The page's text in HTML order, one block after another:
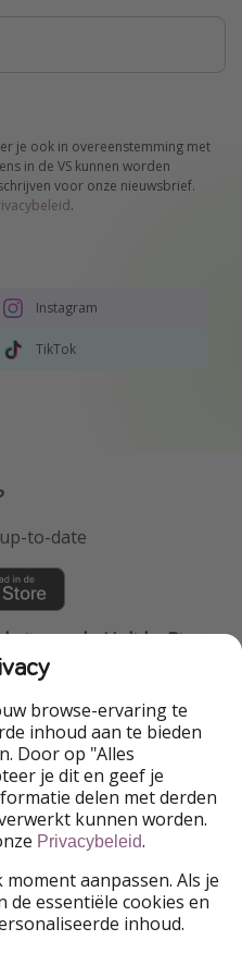
je ook in overeenstemming met
in de VS kunnen worden
voor onze nieuwsbrief.
.
Instagram
TikTok
to-date
uit van de HolidayPirates
HolidayPirates
VoyagesPirates
Urlaubspiraten
ViajerosPiratas
browse-ervaring te
inhoud aan te bieden
Door op "Alles
je dit en geef je
delen met derden
kunnen worden.
Privacybeleid.
aanpassen. Als je
essentiële cookies en
inhoud.